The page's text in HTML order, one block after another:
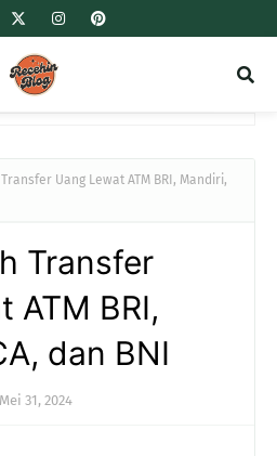
Uang Lewat ATM BRI, Mandiri,
Transfer
ATM BRI,
dan BNI
Mei 31, 2024